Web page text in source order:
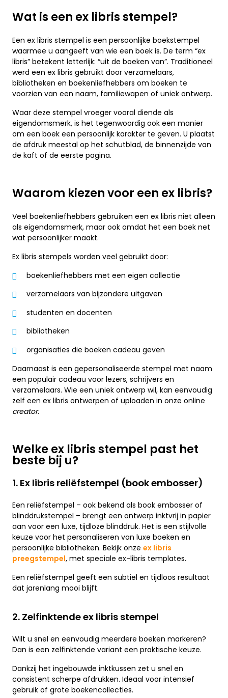
Wat is een ex libris stempel?
Een ex libris stempel is een persoonlijke boekstempel
waarmee u aangeeft van wie een boek is. De term “ex
libris” betekent letterlijk: “uit de boeken van”. Traditioneel
werd een ex libris gebruikt door verzamelaars,
bibliotheken en boekenliefhebbers om boeken te
voorzien van een naam, familiewapen of uniek ontwerp.
Waar deze stempel vroeger vooral diende als
eigendomsmerk, is het tegenwoordig ook een manier
om een boek een persoonlijk karakter te geven. U plaatst
de afdruk meestal op het schutblad, de binnenzijde van
de kaft of de eerste pagina.
Waarom kiezen voor een ex libris?
Veel boekenliefhebbers gebruiken een ex libris niet alleen
als eigendomsmerk, maar ook omdat het een boek net
wat persoonlijker maakt.
Ex libris stempels worden veel gebruikt door:
boekenliefhebbers met een eigen collectie
verzamelaars van bijzondere uitgaven
studenten en docenten
bibliotheken
organisaties die boeken cadeau geven
Daarnaast is een gepersonaliseerde stempel met naam
een populair cadeau voor lezers, schrijvers en
verzamelaars. Wie een uniek ontwerp wil, kan eenvoudig
zelf een ex libris ontwerpen of uploaden in onze online
creator.
Welke ex libris stempel past het
beste bij u?
1. Ex libris reliëfstempel (book embosser)
Een reliëfstempel – ook bekend als book embosser of
blinddrukstempel – brengt een ontwerp inktvrij in papier
aan voor een luxe, tijdloze blinddruk. Het is een stijlvolle
keuze voor het personaliseren van luxe boeken en
persoonlijke bibliotheken. Bekijk onze ex libris
preegstempel, met speciale ex-libris templates.
Een reliëfstempel geeft een subtiel en tijdloos resultaat
dat jarenlang mooi blijft.
2. Zelfinktende ex libris stempel
Wilt u snel en eenvoudig meerdere boeken markeren?
Dan is een zelfinktende variant een praktische keuze.
Dankzij het ingebouwde inktkussen zet u snel en
consistent scherpe afdrukken. Ideaal voor intensief
gebruik of grote boekencollecties.